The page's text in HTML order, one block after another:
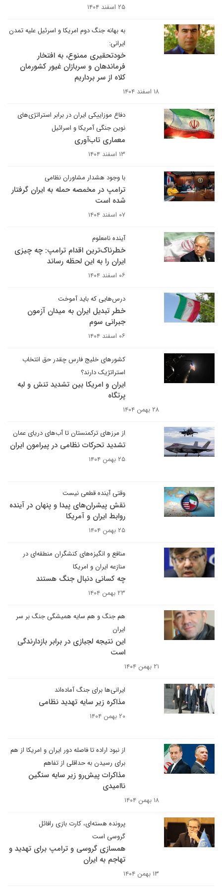
۲۵ اسفند ۱۴۰۴
به بهانه جنگ دوم امریکا و اسرئیل علیه تمدن
ایرانی:
خودتحقیری ممنوع، به افتخار
فرماندهان و سربازان غیور کشورمان
کلاه از سر برداریم
۱۸ اسفند ۱۴۰۴
دفاع موزاییکی ایران در برابر استراتژی‌های
نوین جنگی آمریکا و اسرائیل
معماری تاب‌آوری
۱۳ اسفند ۱۴۰۴
با وجود هشدار مشاوران نظامی
ترامپ در مخمصه حمله به ایران گرفتار
شده است
۰۷ اسفند ۱۴۰۴
آینده نامعلوم
خطرناک‌ترین اقدام ترامپ: چه چیزی
ایران را به این لحظه رساند
۰۶ اسفند ۱۴۰۴
درس‌هایی که باید آموخت
خطر تبدیل ایران به میدان آزمون
جبرانی سوم
۰۶ اسفند ۱۴۰۴
کشورهای خلیج فارس چقدر حق انتخاب
استراتژیک دارند؟
ایران و امریکا بین تشدید تنش و لبه
پرتگاه
۲۸ بهمن ۱۴۰۴
از مرزهای ترکمنستان تا آب‌های دریای عمان
تشدید تحرکات نظامی در پیرامون ایران
۲۵ بهمن ۱۴۰۴
وقتی آینده قطعی نیست
نقش پیشران‌های پیدا و پنهان در آینده
روابط ایران و آمریکا
۲۵ بهمن ۱۴۰۴
منافع و انگیزه‌های کنشگران منطقه‌ای در
منازعه ایران و امریکا
چه کسانی دنبال جنگ هستند
۲۳ بهمن ۱۴۰۴
هم جنگ و هم سایه همیشگی جنگ بر سر
ایران
این نتیجه لجبازی در برابر بازدارندگی
است
۲۱ بهمن ۱۴۰۴
ایرانی‌ها برای جنگ آماده‌اند
مذاکره زیر سایه تهدید نظامی
۲۰ بهمن ۱۴۰۴
از نبود اراده تا فاصله دور ایران و امریکا از هم
برای رسیدن به حداقلی از تفاهم
مذاکرات پیش‌رو زیر سایه سنگین
ناامیدی
۱۸ بهمن ۱۴۰۴
پرونده هسته‌ای، کارت بازی رافائل
گروسی است
همسازی گروسی و ترامپ برای تهدید و
تهاجم به ایران
۱۳ بهمن ۱۴۰۴